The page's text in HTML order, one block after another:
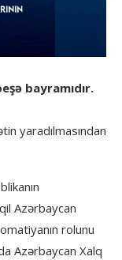
bayramıdır.
yaradılmasından
Azərbaycan
rolunu
Azərbaycan Xalq